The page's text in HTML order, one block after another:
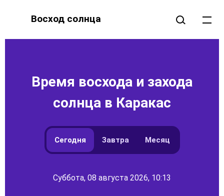
Восход солнца
Время восхода и захода
солнца в Каракас
Сегодня Завтра Месяц
Суббота, 08 августа 2026, 10:13